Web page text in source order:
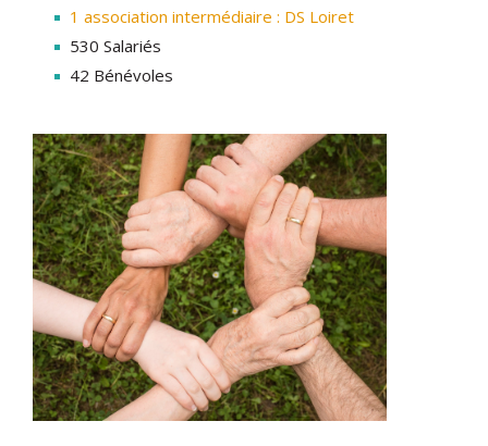
1 association intermédiaire : DS Loiret
530 Salariés
42 Bénévoles